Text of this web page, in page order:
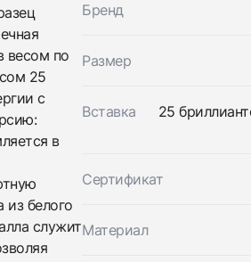
весом по
25
с
в
из белого
служит
Бренд
Размер
Вставка
25
Сертификат
Материал
данные и мы свяжемся с
jewelry
с бриллиантами 25 ct. G-H/VS (3
Коробка + Документы
jewelry
с бриллиантами 25 ct. G-H/VS (3
Коробка + Документы